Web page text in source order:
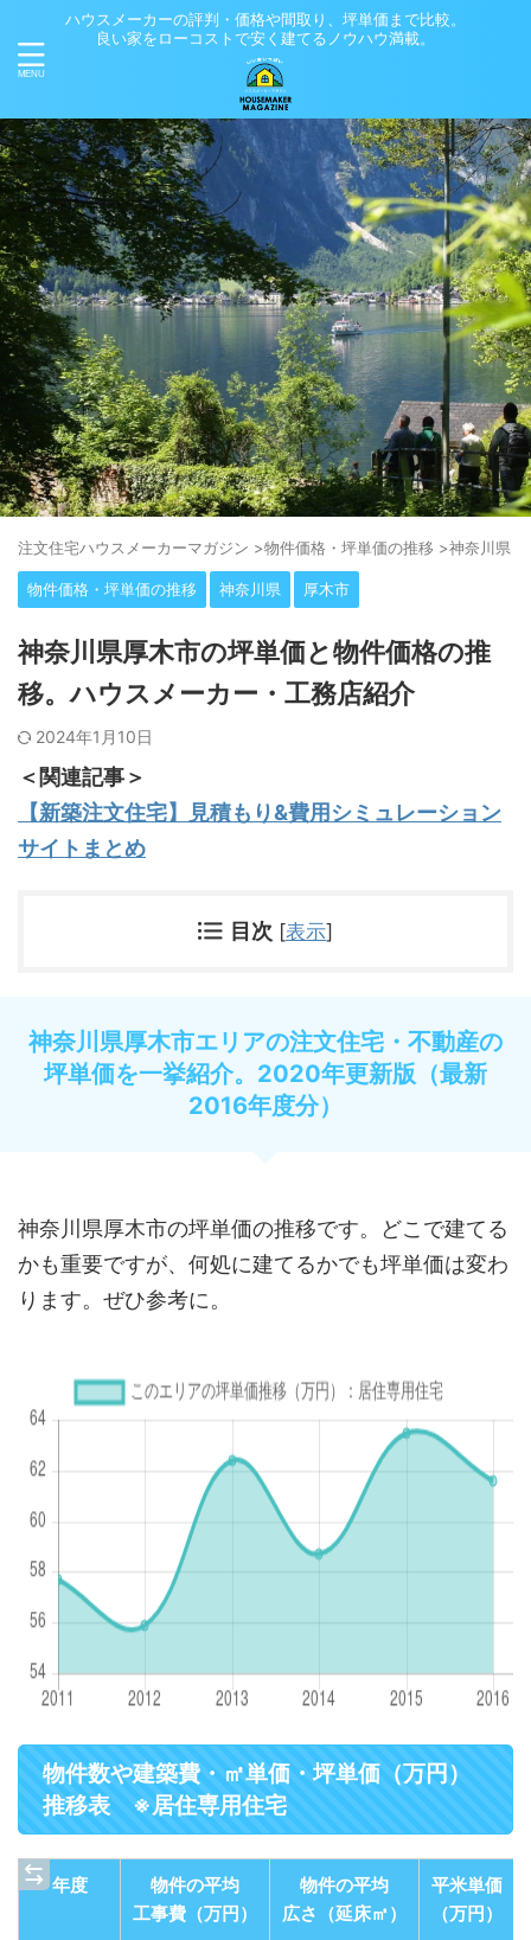
ハウスメーカーの評判・価格や間取り、坪単価まで比較。
良い家をローコストで安く建てるノウハウ満載。
注⽂住宅ハウスメーカーマガジン >物件価格・坪単価の推移 >神奈川県
物件価格・坪単価の推移 神奈川県 厚木市
神奈川県厚木市の坪単価と物件価格の推
移。ハウスメーカー・工務店紹介
2024年1月10日
＜関連記事＞
【新築注文住宅】見積もり&費用シミュレーション
サイトまとめ
目次 [表示]
神奈川県厚木市エリアの注文住宅・不動産の
坪単価を一挙紹介。2020年更新版（最新
2016年度分）
神奈川県厚木市の坪単価の推移です。どこで建てる
かも重要ですが、何処に建てるかでも坪単価は変わ
ります。ぜひ参考に。
物件数や建築費・㎡単価・坪単価（万円）
推移表 ※居住専用住宅
年度
物件の平均
工事費（万円）
物件の平均
広さ（延床㎡）
平米単価
（万円）